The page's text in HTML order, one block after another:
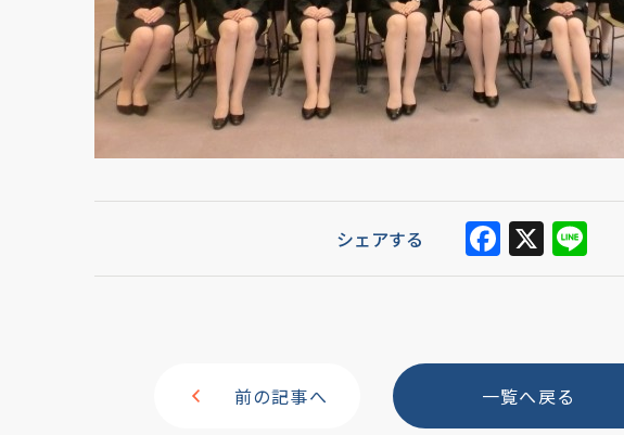
シェアする F
a
b
o
X Li
n
前の記事へ 一覧へ戻る